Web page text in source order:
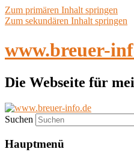
Zum primären Inhalt springen
Zum sekundären Inhalt springen
www.breuer-
Die Webseite für
Suchen
Hauptmenü